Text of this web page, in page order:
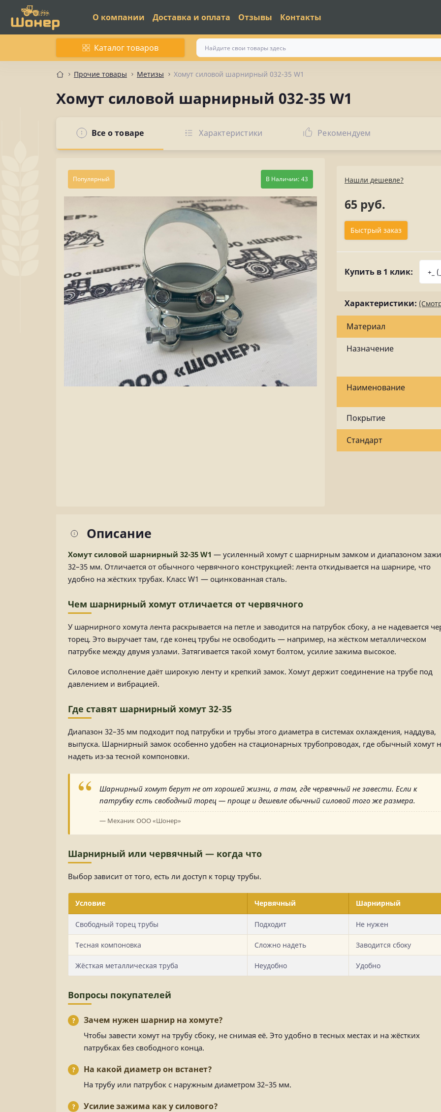
О компании Доставка и оплата Отзывы Контакты
Каталог товаров
Прочие товары Метизы Хомут силовой шарнирный 032-35 W1
Хомут силовой шарнирный 032-35 W1
Все о товаре Характеристики Рекомендуем
Популярный В Наличии: 43 Нашли дешевле?
65 руб.
Быстрый заказ
Купить в 1 клик:
Характеристики:
Материал
Назначение
Наименование
Покрытие
Стандарт
Описание
Хомут силовой шарнирный 32-35 W1 — усиленный хомут с шарнирным замком и диапазоном
32–35 мм. Отличается от обычного червячного конструкцией: лента откидывается на шарнире, что
удобно на жёстких трубах. Класс W1 — оцинкованная сталь.
Чем шарнирный хомут отличается от червячного
У шарнирного хомута лента раскрывается на петле и заводится на патрубок сбоку, а не надевается
торец. Это выручает там, где конец трубы не освободить — например, на жёстком металлическом
патрубке между двумя узлами. Затягивается такой хомут болтом, усилие зажима высокое.
Силовое исполнение даёт широкую ленту и крепкий замок. Хомут держит соединение на трубе под
давлением и вибрацией.
Где ставят шарнирный хомут 32-35
Диапазон 32–35 мм подходит под патрубки и трубы этого диаметра в системах охлаждения, наддува,
выпуска. Шарнирный замок особенно удобен на стационарных трубопроводах, где обычный хомут
надеть из-за тесной компоновки.
Шарнирный хомут берут не от хорошей жизни, а там, где червячный не завести. Если к
патрубку есть свободный торец — проще и дешевле обычный силовой того же размера.
— Механик ООО «Шонер»
Шарнирный или червячный — когда что
Выбор зависит от того, есть ли доступ к торцу трубы.
Условие Червячный Шарнирный
Свободный торец трубы Подходит Не нужен
Тесная компоновка Сложно надеть Заводится сбоку
Жёсткая металлическая труба Неудобно Удобно
Вопросы покупателей
Зачем нужен шарнир на хомуте?
Чтобы завести хомут на трубу сбоку, не снимая её. Это удобно в тесных местах и на жёстких
патрубках без свободного конца.
На какой диаметр он встанет?
На трубу или патрубок с наружным диаметром 32–35 мм.
Усилие зажима как у силового?